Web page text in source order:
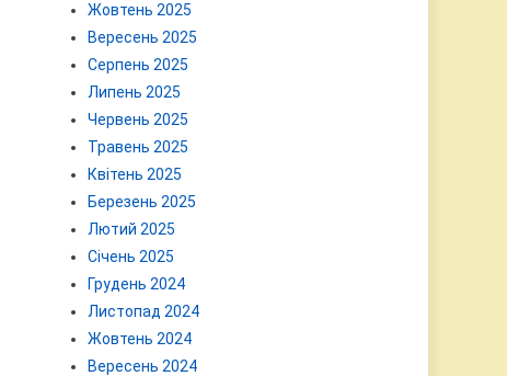
Жовтень 2025
Вересень 2025
Серпень 2025
Липень 2025
Червень 2025
Травень 2025
Квітень 2025
Березень 2025
Лютий 2025
Січень 2025
Грудень 2024
Листопад 2024
Жовтень 2024
Вересень 2024